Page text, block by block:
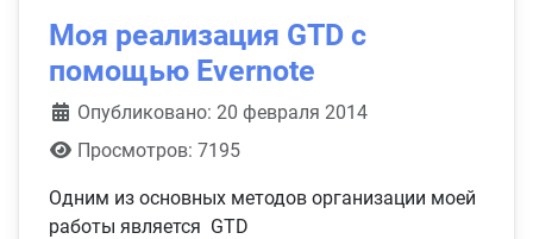
Моя реализация GTD с
помощью Evernote
Информация о материале
Опубликовано: 20 февраля 2014
Просмотров: 7195
Одним из основных методов организации моей
работы является GTD